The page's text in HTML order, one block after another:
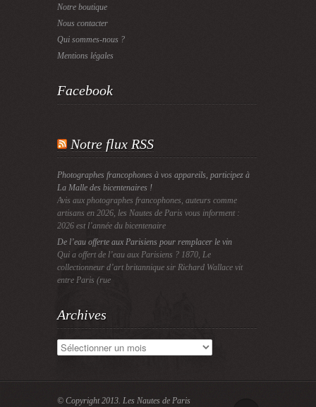
Notre boutique
Nous contacter
Qui sommes-nous ?
Mentions légales
Facebook
Notre flux RSS
Photographes francophones à vos appareils, participez à
La Malle des bicentenaires !
Avis aux photographes francophones, auteurs comme
artisans en 2026, les Nautes de Paris vous informent :
2026 est l’année du bicentenaire
De l’eau offerte aux Parisiens pour remplacer le vin
Qui a offert de l’eau aux Parisiens ? 1870, Le
collectionneur d’art britannique sir Richard Wallace vit
entre Paris (rue
Archives
Archives
© Copyright 2013. Les Nautes de Paris